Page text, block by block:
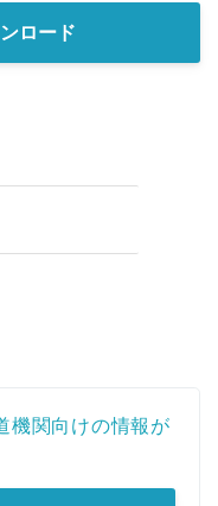
ロード
機関向けの情報が